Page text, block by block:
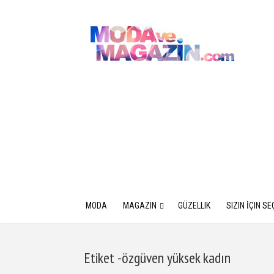
MODA MAGAZIN GÜZELLIK SIZIN İÇIN
Etiket -özgüven yüksek kadın